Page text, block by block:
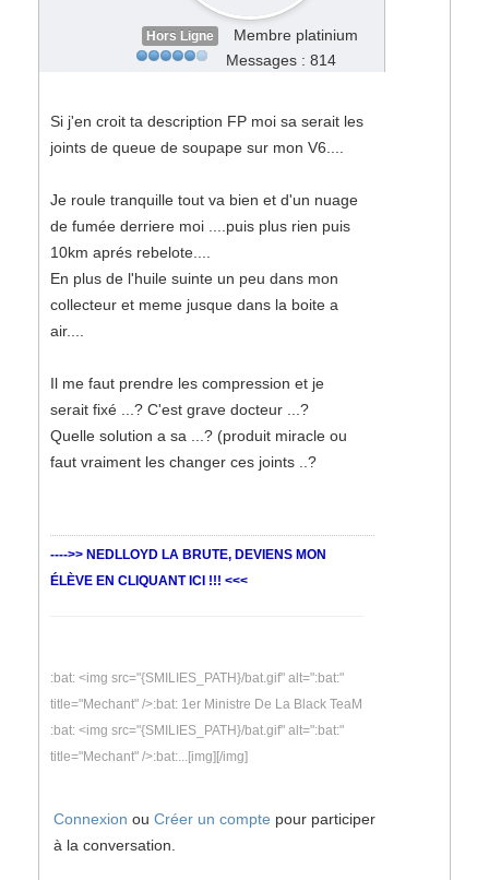
Hors Ligne
Membre platinium
Messages : 814
Si j'en croit ta description FP moi sa serait les
joints de queue de soupape sur mon V6....
Je roule tranquille tout va bien et d'un nuage
de fumée derriere moi ....puis plus rien puis
10km aprés rebelote....
En plus de l'huile suinte un peu dans mon
collecteur et meme jusque dans la boite a
air....
Il me faut prendre les compression et je
serait fixé ...? C'est grave docteur ...?
Quelle solution a sa ...? (produit miracle ou
faut vraiment les changer ces joints ..?
---->> NEDLLOYD LA BRUTE, DEVIENS MON
ÉLÈVE EN CLIQUANT ICI !!! <<<
:bat: <img src="{SMILIES_PATH}/bat.gif" alt=":bat:"
title="Mechant" />:bat: 1er Ministre De La Black TeaM
:bat: <img src="{SMILIES_PATH}/bat.gif" alt=":bat:"
title="Mechant" />:bat:...[img][/img]
Connexion ou Créer un compte pour participer
à la conversation.